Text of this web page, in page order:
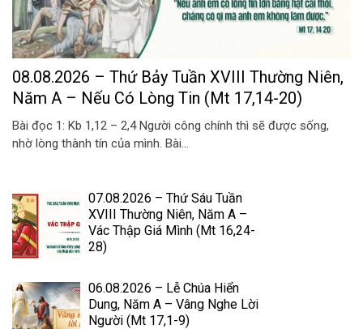
08.08.2026 – Thứ Bảy Tuần XVIII Thường Niên,
Năm A – Nếu Có Lòng Tin (Mt 17,14-20)
Bài đọc 1: Kb 1,12 – 2,4 Người công chính thì sẽ được sống,
nhờ lòng thành tín của mình. Bài...
07.08.2026 – Thứ Sáu Tuần
XVIII Thường Niên, Năm A –
Vác Thập Giá Mình (Mt 16,24-
28)
06.08.2026 – Lễ Chúa Hiển
Dung, Năm A – Vâng Nghe Lời
Người (Mt 17,1-9)